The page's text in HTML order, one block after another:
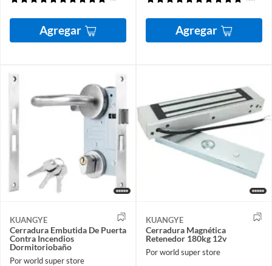
Agregar Agregar
KUANGYE
Cerradura Embutida De Puerta
Contra Incendios
Dormitoriobaño
Por world super store
KUANGYE
Cerradura Magnética
Retenedor 180kg 12v
Por world super store